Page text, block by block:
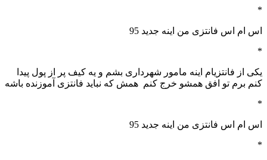
*
اس ام اس فانتزی من اینه جدید 95
*
یکی از فانتزیام اینه مامور شهرداری بشم و یه کیف پر از پول پیدا
کنم برم تو افق همشو خرج کنم همش که نباید فانتزی آموزنده باشه
*
اس ام اس فانتزی من اینه جدید 95
*